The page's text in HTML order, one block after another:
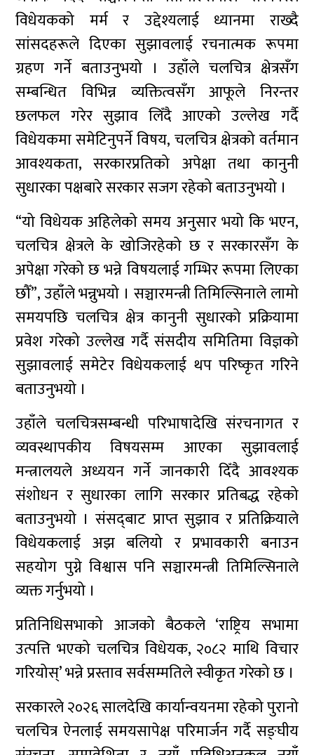
विधेयकको मर्म र उद्देश्यलाई ध्यानमा राख्दै
सांसदहरूले दिएका सुझावलाई रचनात्मक रूपमा
ग्रहण गर्ने बताउनुभयो । उहाँले चलचित्र क्षेत्रसँग
सम्बन्धित विभिन्न व्यक्तित्वसँग आफूले निरन्तर
छलफल गरेर सुझाव लिँदै आएको उल्लेख गर्दै
विधेयकमा समेटिनुपर्ने विषय, चलचित्र क्षेत्रको वर्तमान
आवश्यकता, सरकारप्रतिको अपेक्षा तथा कानुनी
सुधारका पक्षबारे सरकार सजग रहेको बताउनुभयो ।
“यो विधेयक अहिलेको समय अनुसार भयो कि भएन,
चलचित्र क्षेत्रले के खोजिरहेको छ र सरकारसँग के
अपेक्षा गरेको छ भन्ने विषयलाई गम्भिर रूपमा लिएका
छौँ”, उहाँले भन्नुभयो । सञ्चारमन्त्री तिमिल्सिनाले लामो
समयपछि चलचित्र क्षेत्र कानुनी सुधारको प्रक्रियामा
प्रवेश गरेको उल्लेख गर्दै संसदीय समितिमा विज्ञको
सुझावलाई समेटेर विधेयकलाई थप परिष्कृत गरिने
बताउनुभयो ।
उहाँले चलचित्रसम्बन्धी परिभाषादेखि संरचनागत र
व्यवस्थापकीय विषयसम्म आएका सुझावलाई
मन्त्रालयले अध्ययन गर्ने जानकारी दिँदै आवश्यक
संशोधन र सुधारका लागि सरकार प्रतिबद्ध रहेको
बताउनुभयो । संसद्‌बाट प्राप्त सुझाव र प्रतिक्रियाले
विधेयकलाई अझ बलियो र प्रभावकारी बनाउन
सहयोग पुग्ने विश्वास पनि सञ्चारमन्त्री तिमिल्सिनाले
व्यक्त गर्नुभयो ।
प्रतिनिधिसभाको आजको बैठकले ‘राष्ट्रिय सभामा
उत्पत्ति भएको चलचित्र विधेयक, २०८२ माथि विचार
गरियोस्’ भन्ने प्रस्ताव सर्वसम्मतिले स्वीकृत गरेको छ ।
सरकारले २०२६ सालदेखि कार्यान्वयनमा रहेको पुरानो
चलचित्र ऐनलाई समयसापेक्ष परिमार्जन गर्दै सङ्घीय